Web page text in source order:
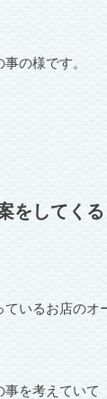
の様です。
をしてく
いるお店のオ
事を考えていて